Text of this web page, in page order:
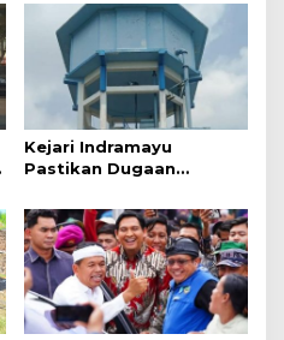
Kejari Indramayu
Pastikan Dugaan
TDA Tak Terbukti